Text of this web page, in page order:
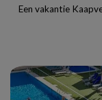
Een vakantie